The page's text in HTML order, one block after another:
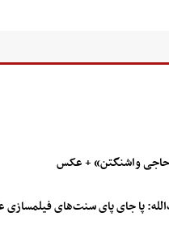
واشنگتن» + عکس
پا جای پای سنت‌های